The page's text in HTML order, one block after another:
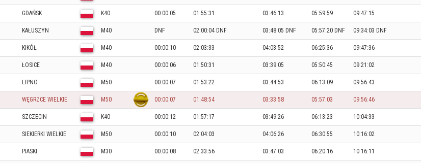
GDAŃSK K40 00:00:05 01:55:31 03:46:13 05:59:59 09:47:15
KAŁUSZYN M40 DNF 02:00:04 DNF 03:48:05 DNF 05:57:20 DNF 09:34:03 DNF
KIKÓŁ M40 00:00:10 02:03:33 04:03:52 06:25:36 09:47:36
ŁOSICE M40 00:00:06 01:50:31 03:39:05 05:50:45 09:21:02
LIPNO M50 00:00:07 01:53:22 03:44:53 06:13:09 09:56:43
WĘGRZCE WIELKIE M50 00:00:07 01:48:54 03:33:58 05:57:03 09:56:46
SZCZECIN K40 00:00:12 01:57:17 03:49:26 06:13:23 10:04:33
SIEKIERKI WIELKIE M50 00:00:10 02:04:03 04:06:26 06:30:55 10:16:02
PIASKI M30 00:00:08 02:33:56 03:47:03 06:20:16 10:16:11